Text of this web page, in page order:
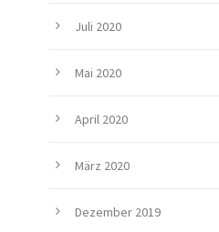
Juli 2020
Mai 2020
April 2020
März 2020
Dezember 2019